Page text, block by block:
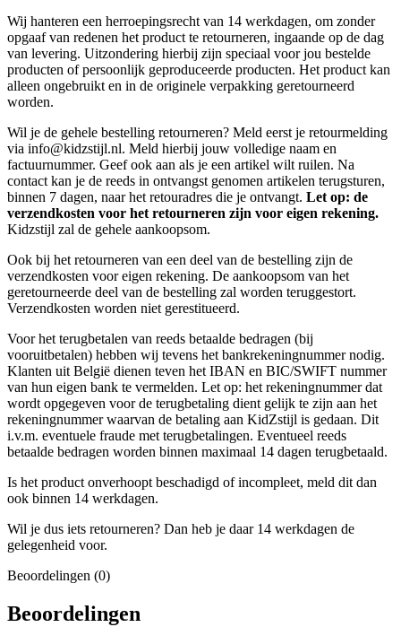
Wij hanteren een herroepingsrecht van 14 werkdagen, om zonder
opgaaf van redenen het product te retourneren, ingaande op de dag
van levering. Uitzondering hierbij zijn speciaal voor jou bestelde
producten of persoonlijk geproduceerde producten. Het product kan
alleen ongebruikt en in de originele verpakking geretourneerd
worden.
Wil je de gehele bestelling retourneren? Meld eerst je retourmelding
via info@kidzstijl.nl. Meld hierbij jouw volledige naam en
factuurnummer. Geef ook aan als je een artikel wilt ruilen. Na
contact kan je de reeds in ontvangst genomen artikelen terugsturen,
binnen 7 dagen, naar het retouradres die je ontvangt. Let op: de
verzendkosten voor het retourneren zijn voor eigen rekening.
Kidzstijl zal de gehele aankoopsom.
Ook bij het retourneren van een deel van de bestelling zijn de
verzendkosten voor eigen rekening. De aankoopsom van het
geretourneerde deel van de bestelling zal worden teruggestort.
Verzendkosten worden niet gerestitueerd.
Voor het terugbetalen van reeds betaalde bedragen (bij
vooruitbetalen) hebben wij tevens het bankrekeningnummer nodig.
Klanten uit België dienen teven het IBAN en BIC/SWIFT nummer
van hun eigen bank te vermelden. Let op: het rekeningnummer dat
wordt opgegeven voor de terugbetaling dient gelijk te zijn aan het
rekeningnummer waarvan de betaling aan KidZstijl is gedaan. Dit
i.v.m. eventuele fraude met terugbetalingen. Eventueel reeds
betaalde bedragen worden binnen maximaal 14 dagen terugbetaald.
Is het product onverhoopt beschadigd of incompleet, meld dit dan
ook binnen 14 werkdagen.
Wil je dus iets retourneren? Dan heb je daar 14 werkdagen de
gelegenheid voor.
Beoordelingen (0)
Beoordelingen